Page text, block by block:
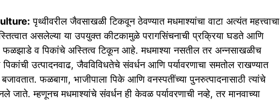
पृथ्वीवरील जैवसाखळी टिकवून ठेवण्यात मधमाश्‍यांचा वाटा अत्यंत महत्त्वाचा
असलेल्या या उपयुक्त कीटकामुळे परागसिंचनाची प्रक्रिया घडते आणि
व पिकांचे अस्तित्व टिकून आहे. मधमाश्‍या नसतील तर अन्नसाखळीच
उत्पादनवाढ, जैवविविधतेचे संवर्धन आणि पर्यावरणाचा समतोल राखण्यात
बजावतात. फळबागा, भाजीपाला पिके आणि वनस्पतींच्या पुनरुत्पादनासाठी त्यांचे
जाते. म्हणूनच मधमाश्‍यांचे संवर्धन ही केवळ पर्यावरणाची नव्हे, तर मानवाच्या